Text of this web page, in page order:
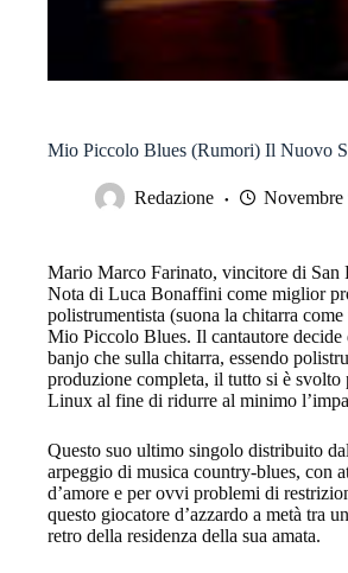
Mio Piccolo Blues (Rumori) Il Nuovo
Redazione Novembre
Mario Marco Farinato, vincitore di San
Nota di Luca Bonaffini come miglior
polistrumentista (suona la chitarra
Mio Piccolo Blues. Il cantautore decide
banjo che sulla chitarra, essendo
produzione completa, il tutto si è
Linux al fine di ridurre al minimo
Questo suo ultimo singolo distribuito
arpeggio di musica country-blues, con
d’amore e per ovvi problemi di
questo giocatore d’azzardo a metà tra
retro della residenza della sua amata.